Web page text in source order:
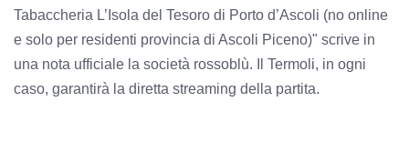
Tabaccheria L’Isola del Tesoro di Porto d’Ascoli (no online
e solo per residenti provincia di Ascoli Piceno)" scrive in
una nota ufficiale la società rossoblù.
Il Termoli, in ogni
caso, garantirà la diretta streaming della partita.